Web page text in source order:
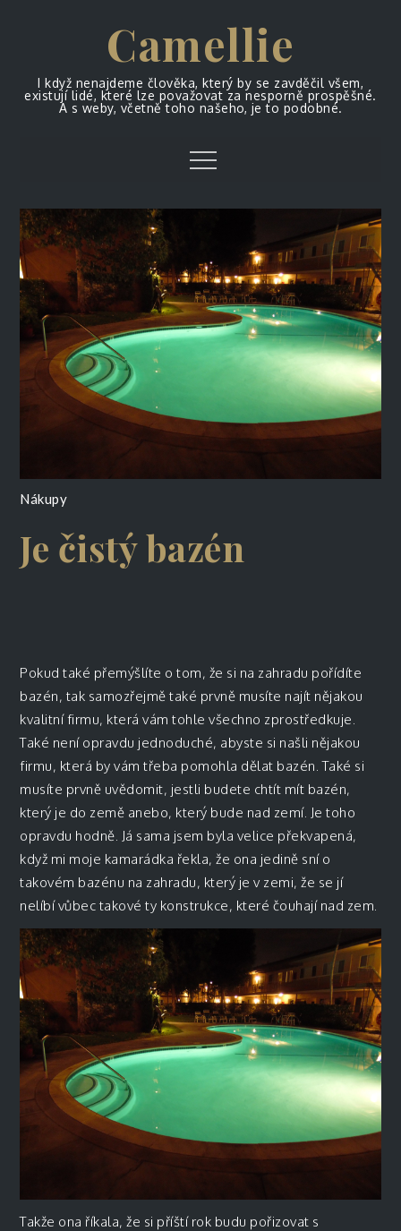
Camellie
I když nenajdeme člověka, který by se zavděčil všem,
existují lidé, které lze považovat za nesporně prospěšné.
A s weby, včetně toho našeho, je to podobné.
Menu
Nákupy
Je čistý bazén
Pokud také přemýšlíte o tom, že si na zahradu pořídíte
bazén, tak samozřejmě také prvně musíte najít nějakou
kvalitní firmu, která vám tohle všechno zprostředkuje.
Také není opravdu jednoduché, abyste si našli nějakou
firmu, která by vám třeba pomohla dělat bazén. Také si
musíte prvně uvědomit, jestli budete chtít mít bazén,
který je do země anebo, který bude nad zemí. Je toho
opravdu hodně. Já sama jsem byla velice překvapená,
když mi moje kamarádka řekla, že ona jedině sní o
takovém bazénu na zahradu, který je v zemi, že se jí
nelíbí vůbec takové ty konstrukce, které čouhají nad zem.
Takže ona říkala, že si příští rok budu pořizovat s